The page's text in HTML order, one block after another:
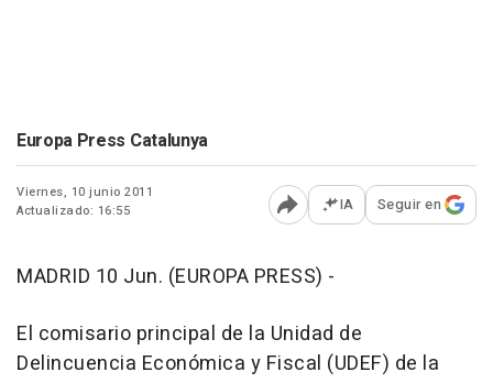
Europa Press Catalunya
Viernes, 10 junio 2011
Actualizado: 16:55
Abrir opciones para
IA Seguir en
MADRID 10 Jun. (EUROPA PRESS) -
El comisario principal de la Unidad de
Delincuencia Económica y Fiscal (UDEF) de la